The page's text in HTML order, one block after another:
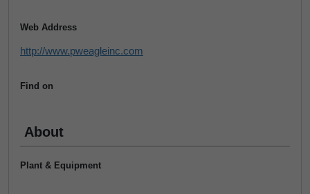
Web Address
http://www.pweagleinc.com
Find on
About
Plant & Equipment